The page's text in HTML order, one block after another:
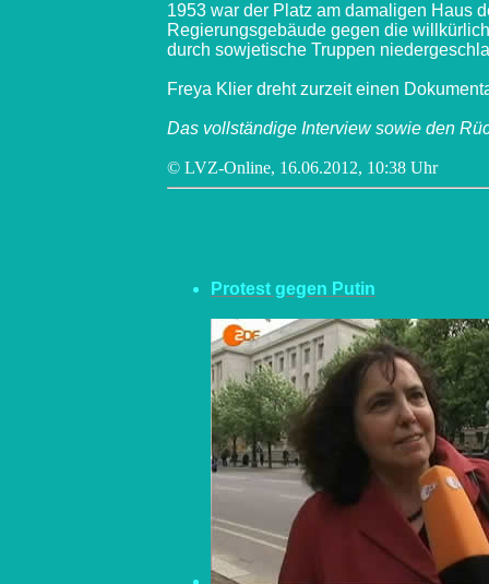
1953 war der Platz am damaligen Haus
Regierungsgebäude gegen die
durch sowjetische Truppen
Freya Klier dreht zurzeit einen
Das vollständige Interview sowie den
© LVZ-Online, 16.06.2012, 10:38 Uhr
Protest gegen Putin